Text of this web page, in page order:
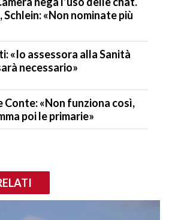
Schlein: «Non nominate più
«Io assessora alla Sanità
necessario»
Conte: «Non funziona così,
poi le primarie»